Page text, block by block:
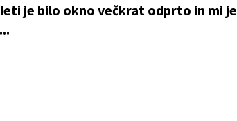
je bilo okno večkrat odprto in mi je